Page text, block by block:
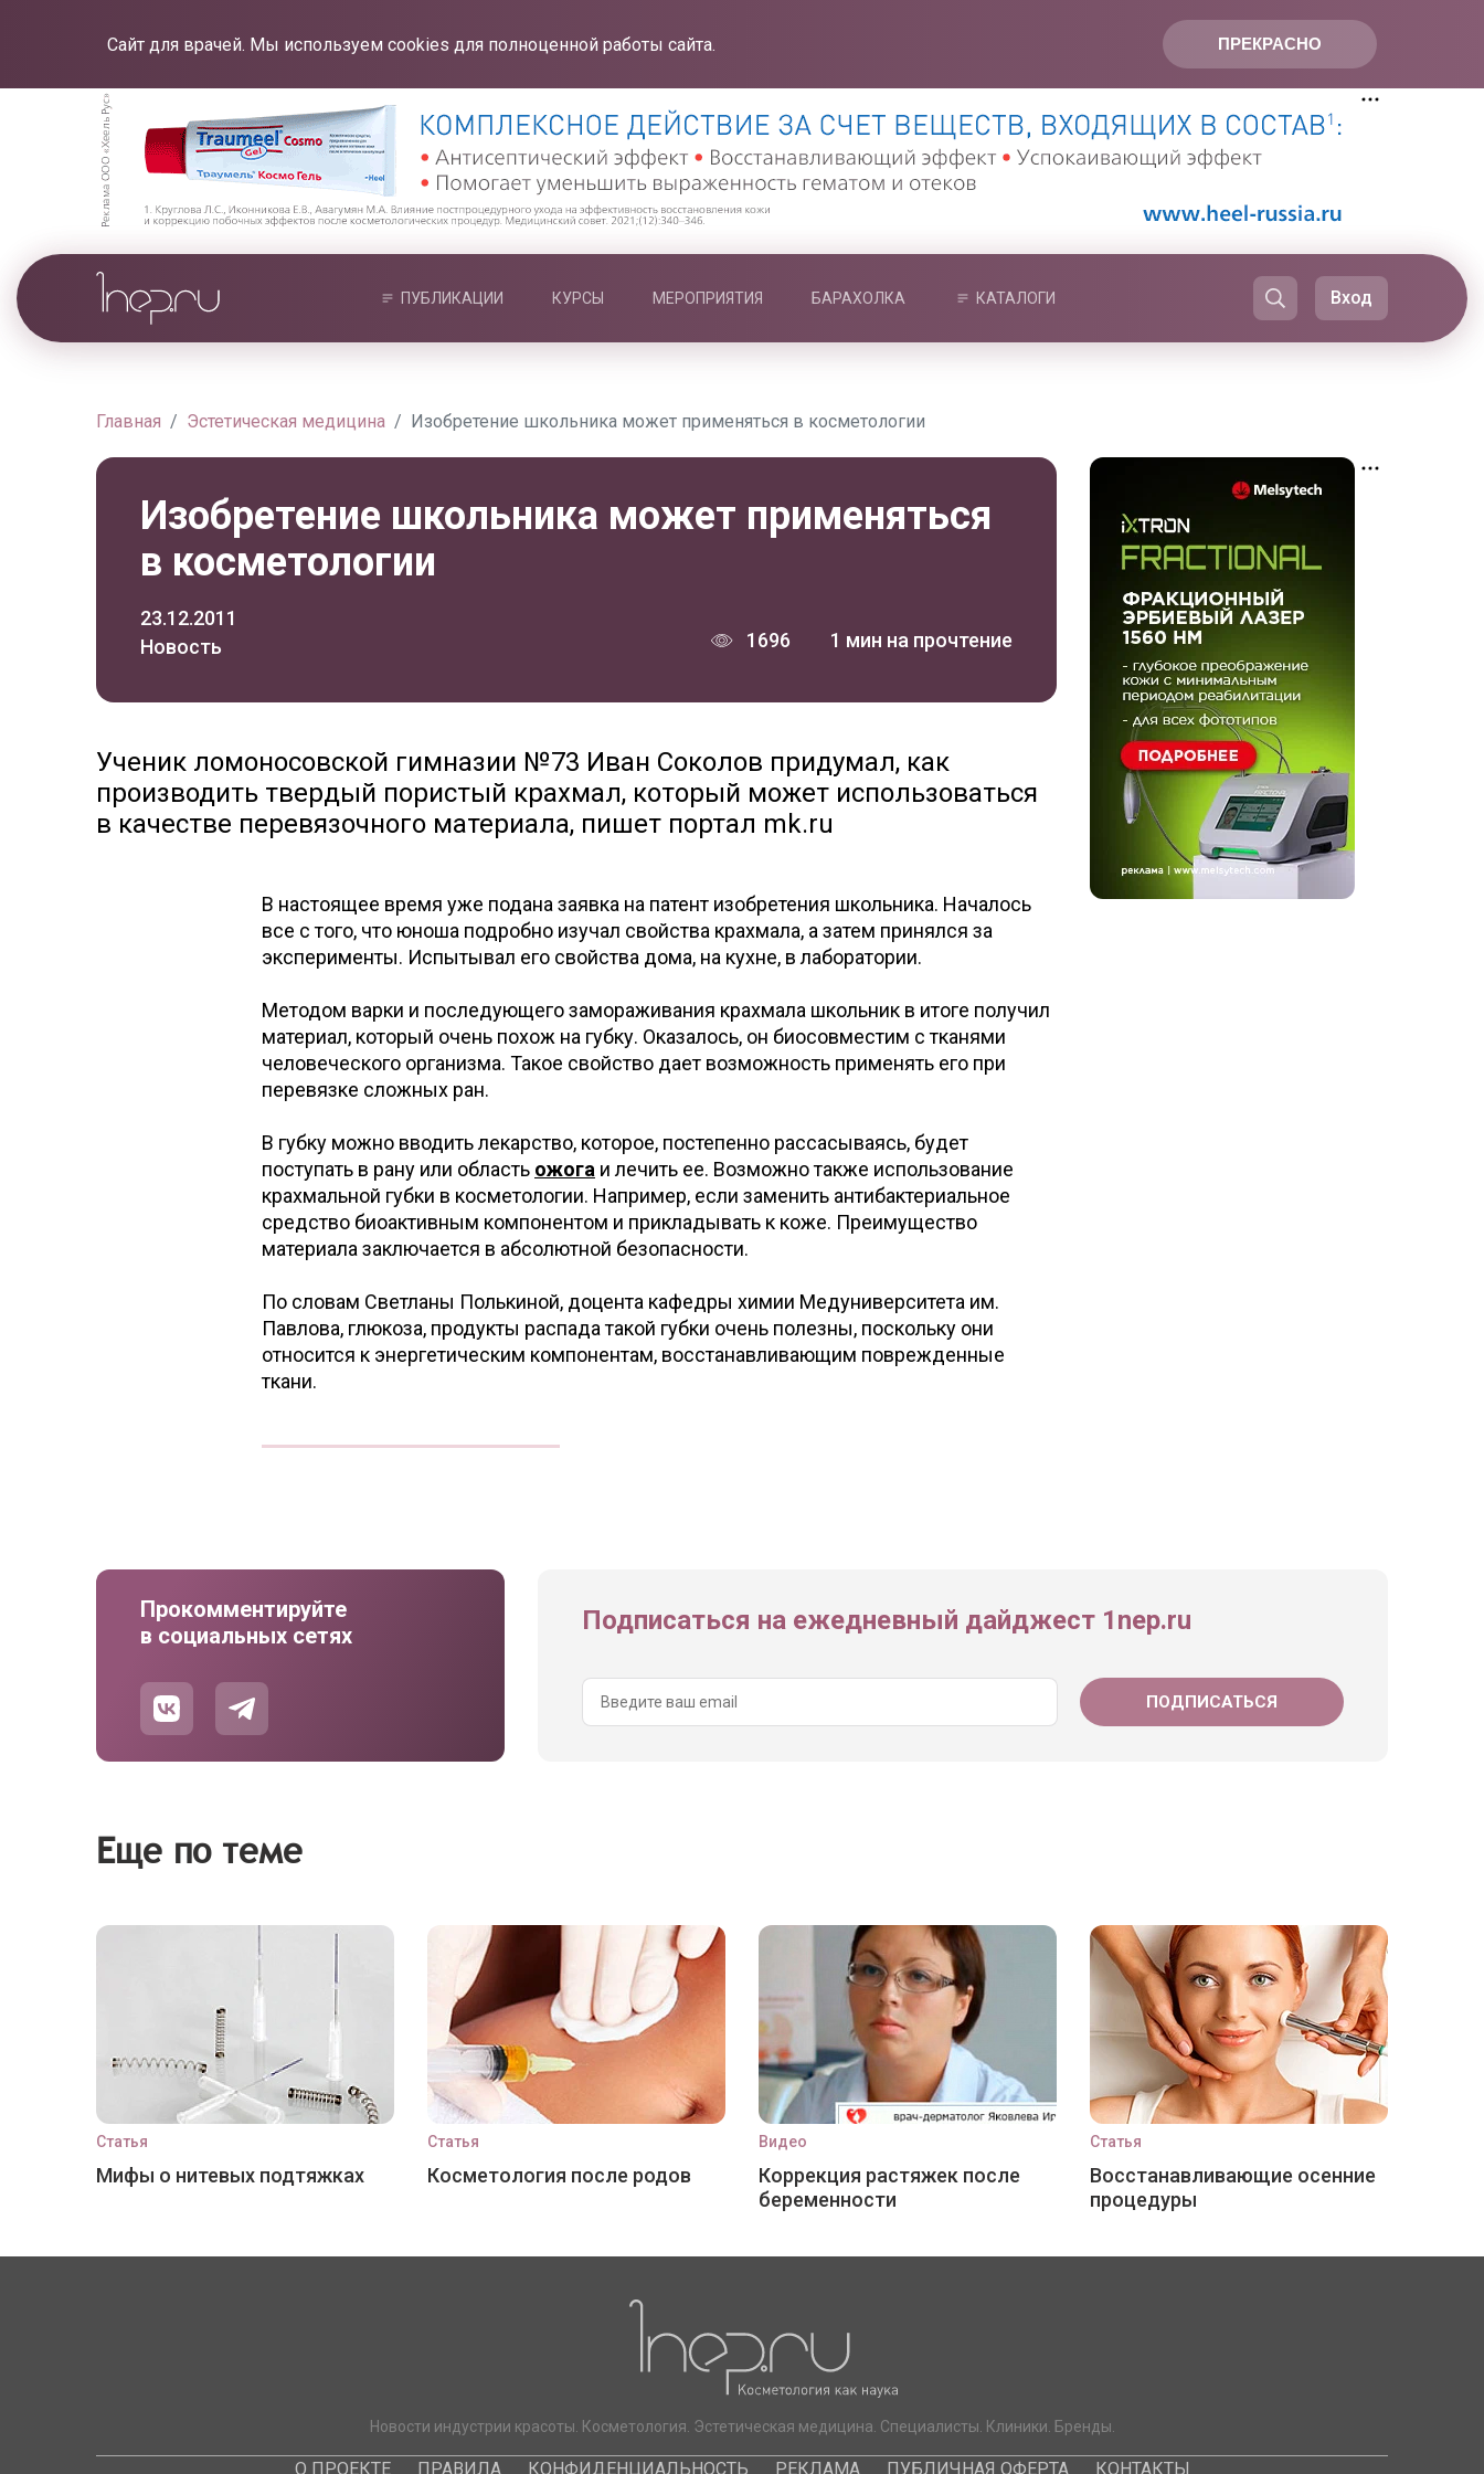
ПРЕКРАСНО
Сайт для врачей. Мы используем cookies для полноценной работы сайта.
ПУБЛИКАЦИИ КУРСЫ МЕРОПРИЯТИЯ БАРАХОЛКА КАТАЛОГИ Вход
Главная Эстетическая медицина Изобретение школьника может применяться в косметологии
Изобретение школьника может применяться
в косметологии
23.12.2011
Новость
1696 1 мин на прочтение
Ученик ломоносовской гимназии №73 Иван Соколов придумал, как
производить твердый пористый крахмал, который может использоваться
в качестве перевязочного материала, пишет портал mk.ru
В настоящее время уже подана заявка на патент изобретения школьника. Началось
все с того, что юноша подробно изучал свойства крахмала, а затем принялся за
эксперименты. Испытывал его свойства дома, на кухне, в лаборатории.
Методом варки и последующего замораживания крахмала школьник в итоге получил
материал, который очень похож на губку. Оказалось, он биосовместим с тканями
человеческого организма. Такое свойство дает возможность применять его при
перевязке сложных ран.
В губку можно вводить лекарство, которое, постепенно рассасываясь, будет
поступать в рану или область ожога и лечить ее. Возможно также использование
крахмальной губки в косметологии. Например, если заменить антибактериальное
средство биоактивным компонентом и прикладывать к коже. Преимущество
материала заключается в абсолютной безопасности.
По словам Светланы Полькиной, доцента кафедры химии Медуниверситета им.
Павлова, глюкоза, продукты распада такой губки очень полезны, поскольку они
относится к энергетическим компонентам, восстанавливающим поврежденные
ткани.
Прокомментируйте
в социальных сетях
Подписаться на ежедневный дайджест 1nep.ru
Еще по теме
Статья
Мифы о нитевых подтяжках
Статья
Косметология после родов
Видео
Коррекция растяжек после
беременности
Статья
Восстанавливающие осенние
процедуры
Новости индустрии красоты. Косметология. Эстетическая медицина. Специалисты. Клиники. Бренды.
О ПРОЕКТЕ ПРАВИЛА КОНФИДЕНЦИАЛЬНОСТЬ РЕКЛАМА ПУБЛИЧНАЯ ОФЕРТА КОНТАКТЫ